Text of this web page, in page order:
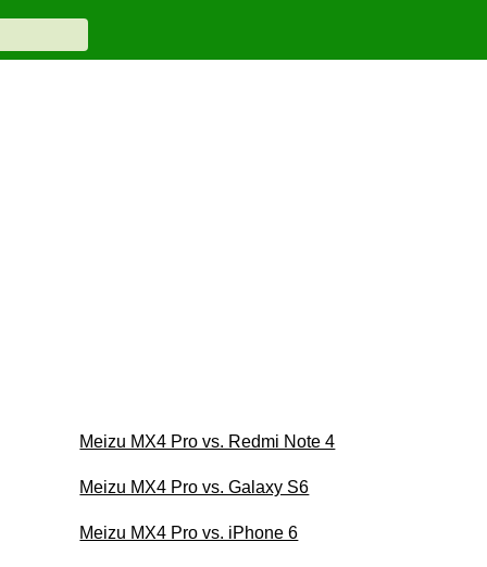
Meizu MX4 Pro vs. Redmi Note 4
Meizu MX4 Pro vs. Galaxy S6
Meizu MX4 Pro vs. iPhone 6